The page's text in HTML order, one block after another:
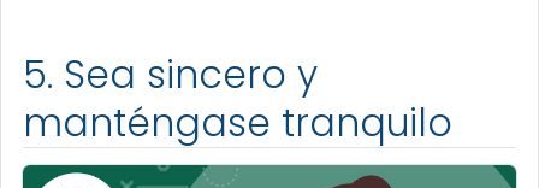
5. Sea sincero y
manténgase tranquilo